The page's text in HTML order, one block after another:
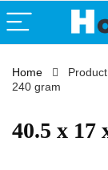
Home
240 gram
‎40.5 x 17